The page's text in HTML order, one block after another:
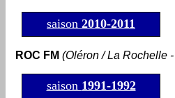
saison 2010-2011
ROC FM (Oléron / La Rochelle
saison 1991-1992